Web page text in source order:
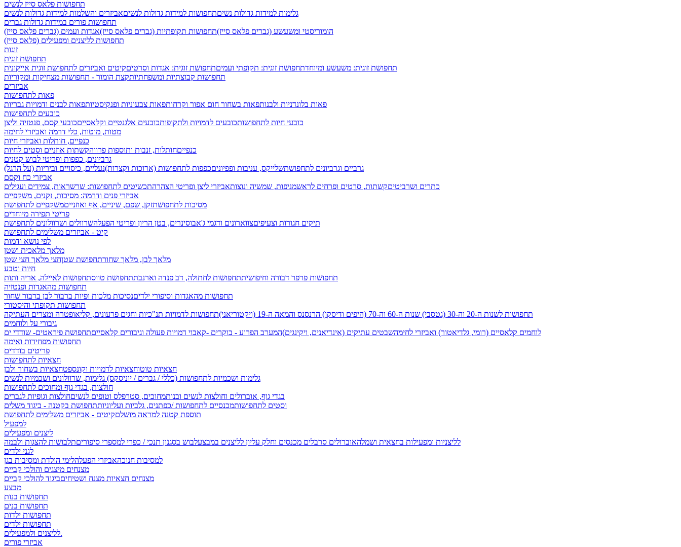
תחפושות פלאס סייז לנשים
גלימות למידות גדולות נשיםתחפושות למידות גדולות לנשיםאביזרים והשלמות למידות גדולות לנשים
תחפושות פורים במידות גדולות גברים
הומוריסטי ומשעשע (גברים פלאס סייז)תחפושות תקופתיות (גברים פלאס סייז)אגדות ועמים (גברים פלאס סייז)
תחפושות לליצנים ומפעילים (פלאס סייז)
זוגות
תחפושת זוגית
תחפושת זוגית: משעשע ומיוחדתחפושת זוגית: תקופתי ועמיםתחפושת זוגית: אגדות וסרטיםקיטים ואביזרים לתחפושת זוגית אייקונית
תחפושות קבוצתיות ומשפחתיותקצת הומור - תחפושות מצחיקות ומקוריות
אביזרים
פאות לתחפושות
פאות בלונדניות ולבנותפאות בשחור חום אפור וקרחותפאות צבעוניות ופנקיסטיותפאות לבנים ודמויות גבריות
כובעים לתחפושות
כובעי חיות לתחפושותכובעים לדמויות ולתקופותכובעים אלגנטיים וקלאסייםכובעי קסם, פנטזיה וליצן
מטות, מוטות, כלי דרמה ואביזרי לחימה
כנפיים, חותלות ואביזרי חיות
כנפייםחותלות, זנבות ותוספות פרווהקשתות אוזניים וסטים לחיות
גרביונים, כפפות ופריטי לבוש קטנים
גרביים וגרביונים לתחפושתשלייקס, עניבות ופפיוניםכפפות לתחפושות (ארוכות וקצרות)נעליים, כיסויים וביריות (על הרגל)
אביזרי כח וקסם
כתרים ושרביטיםקשתות, סרטים ופרחים לראשמניפות, שמשיה ונוצותאביזרי ליצן ופריטי הצהרהתכשיטים לתחפושות: שרשראות, צמידים ועגילים
אביזרי פנים ודרמה: מסיכות, זקנים, משקפיים
מסיכות לתחפושתזקן, שפם, שיניים, אף ואוזנייםמשקפיים לתחפושת
פריטי תפירה מיוחדים
תיקים חגורות וצעיפיםצווארונים ודגמי ג'אבוסינרים, בטן הריון ופריטי הפעלהשרוולים ושרוולונים לתחפושת
קיט - אביזרים משלימים לתחפושת
לפי נושא ודמות
מלאך מלאכית ושטן
מלאך לבן, מלאך שחורתחפושת שטןחצי מלאך חצי שטן
חיות וטבע
תחפושות פרפר דבורה וחיפושיתתחפושות לחתולה, דב פנדה וארנבתתחפושת טווסתחפושות לאיילה, אריה ותות
תחפושות מהאגדות ופנטזיה
תחפושות מהאגדות וסיפורי ילדיםנסיכות מלכות ופיות ברבור לבן ברבור שחור
תחפושות תקופתי והיסטורי
תחפושות לשנות ה-20 וה-30 (גטסבי)
שנות ה-60 וה-70 (היפים ודיסקו) הרנסנס והמאה ה-19 (ויקטוריאני) תחפושות לדמויות תנ"כיות וחגים פרעונים, קליאופטרה ומצרים העתיקה
גיבורי על ולוחמים
לוחמים קלאסיים (רומי, גלדיאטור) ואביזרי לחימהשבטים עתיקים (אינדיאנים, ויקינגים)המערב הפרוע - בוקרים -קאבוי דמויות פעולה וגיבורים קלאסייםתחפושת פיראטים- שודדי ים
תחפושות מפחידות ואימה
פריטים בודדים
חצאיות לתחפושות
חצאיות טוטוחצאיות לדמויות וקונספטחצאיות בשחור ולבן
גלימות ושכמיות לתחפושות (כללי / גברים / יוניסקס) גלימות, שרוולונים ושכמיות לנשים
חולצות, בגדי גוף ומחוכים לתחפושות
בגדי גוף, אוברולים וחולצות לנשים ובנותמחוכים, סטרפלס וטופים לנשיםחולצות וגופיות לגברים
וסטים לתחפושותמכנסיים לתחפושות /כפתנים, גלביות ועליוניותתחפושת בקטנה - ביגוד משלים
תוספת קטנה למראה מושלםקיטים - אביזרים משלימים לתחפושת
למפעיל
ליצנים ומפעילים
לליצניות ומפעילות בחצאית ושמלהאוברולים סרבלים מכנסים וחלק עליון לליצנים במבצעלבוש בסגנון תנכי / כפרי למספרי סיפוריםתלבושות להצגות ולבמה
לגני ילדים
למסיבות חנוכהאביזרי הפעלהלימי הולדת ומסיבות בגן
מצנחים מיצגים והולכי קביים
מצנחים חצאיות מצנח ושטיחיםביגוד להולכי קביים
מבצע
תחפושות בנות
תחפושות בנים
תחפושות ילדות
תחפושות ילדים
לליצנים ולמפעילים.
אביזרי פורים